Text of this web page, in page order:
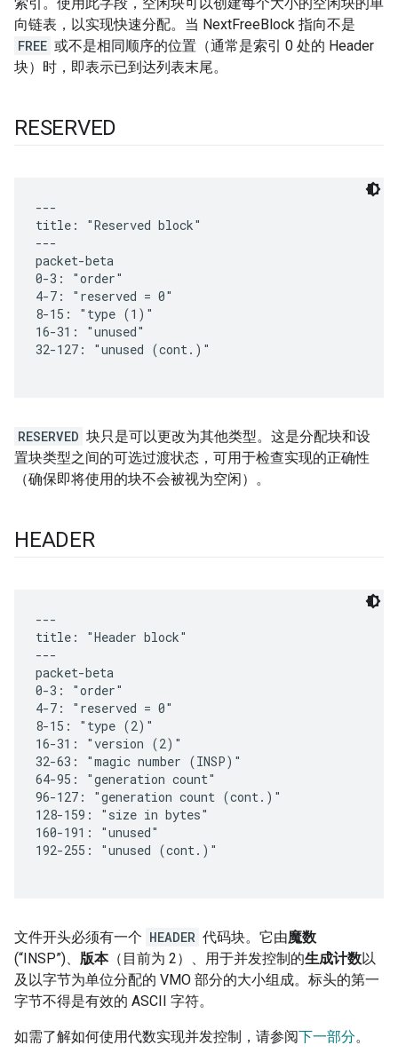
向链表，以实现快速分配。当 NextFreeBlock 指向不是
FREE 或不是相同顺序的位置（通常是索引 0 处的 Header
块）时，即表示已到达列表末尾。
RESERVED
RESERVED 块只是可以更改为其他类型。这是分配块和设
置块类型之间的可选过渡状态，可用于检查实现的正确性
（确保即将使用的块不会被视为空闲）。
HEADER
文件开头必须有一个 HEADER 代码块。它由魔数
(“INSP”)、 版本（目前为 2）、用于并发控制的生成计数以
及以字节为单位分配的 VMO 部分的大小组成。标头的第一
字节不得是有效的 ASCII 字符。
如需了解如何使用代数实现并发控制，请参阅下一部分。